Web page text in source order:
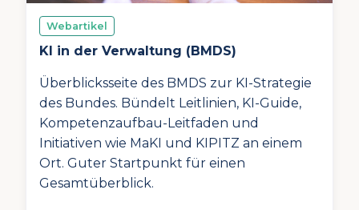
Webartikel
KI in der Verwaltung (BMDS)
Überblicksseite des BMDS zur KI-Strategie
des Bundes. Bündelt Leitlinien, KI-Guide,
Kompetenzaufbau-Leitfaden und
Initiativen wie MaKI und KIPITZ an einem
Ort. Guter Startpunkt für einen
Gesamtüberblick.